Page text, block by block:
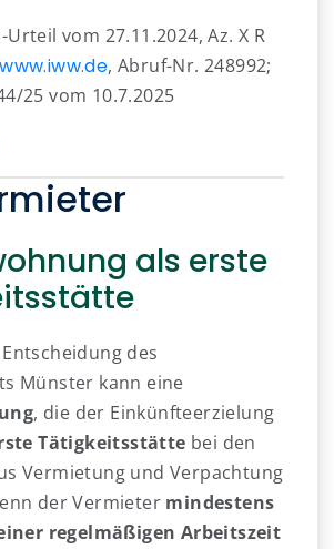
Urteil vom 27.11.2024, Az. X R
www.iww.de, Abruf-Nr. 248992;
25 vom 10.7.2025
als erste
des
Münster kann eine
, die der Einkünfteerzielung
Tätigkeitsstätte bei den
Vermietung und Verpachtung
der Vermieter mindestens
regelmäßigen Arbeitszeit